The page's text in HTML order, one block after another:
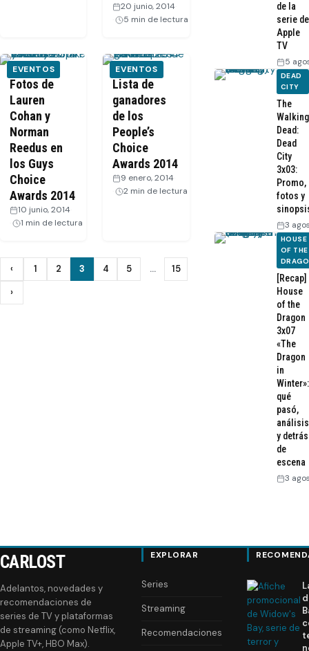
20 junio, 2014
5 min de lectura
EVENTOS
Fotos de
Lauren
Cohan y
Norman
Reedus en
los Guys
Choice
Awards 2014
10 junio, 2014
1 min de lectura
EVENTOS
Lista de
ganadores
de los
People’s
Choice
Awards 2014
9 enero, 2014
2 min de lectura
Paginación
de
‹ Anterior
1 2 3 4 5 … 15
›
de la
serie de
Apple
TV
5
DEAD
CITY
The
Walking
Dead:
Dead
City
3x03:
Promo,
fotos y
3
HOUSE
OF THE
[Recap]
House
of the
Dragon
3x07
«The
Dragon
in
Winter»:
qué
pasó,
análisis
y detrás
de
escena
3
CARLOST
Adelantos, novedades y
recomendaciones de
series de TV y plataformas
de streaming (como Netflix,
Apple TV+, HBO Max).
EXPLORAR
Series
Streaming
Recomendaciones